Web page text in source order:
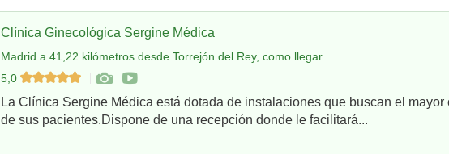
Clínica Ginecológica Sergine Médica
Madrid a 41,22 kilómetros desde Torrejón del Rey, como llegar
5,0
La Clínica Sergine Médica está dotada de instalaciones que buscan el mayor
de sus pacientes.Dispone de una recepción donde le facilitará...